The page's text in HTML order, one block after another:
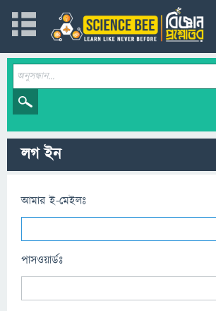
লগ ইন
আমার ই-মেইলঃ
পাসওয়ার্ডঃ